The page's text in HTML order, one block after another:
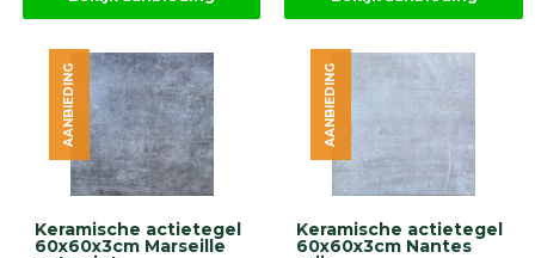
Keramische actietegel
60x60x3cm Marseille
AANBIEDING
Keramische actietegel
60x60x3cm Nantes
AANBIEDING